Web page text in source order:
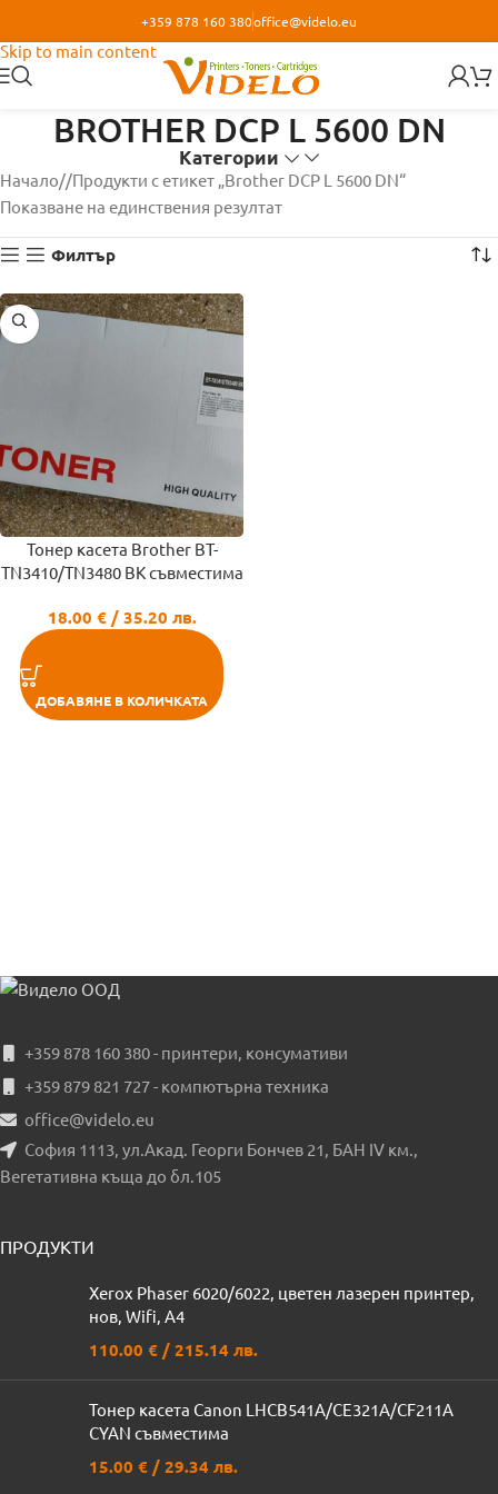
Skip to main content
+359 878 160 380office@videlo.eu
BROTHER DCP L 5600 DN
Категории
Начало/ Продукти с етикет „Brother DCP L 5600 DN“
Показване на единствения резултат
Филтър
Тонер касета Brother BT-
TN3410/TN3480 BK съвместима
18.00 €/ 35.20 лв.
ДОБАВЯНЕ В КОЛИЧКАТА
+359 878 160 380 - принтери, консумативи
+359 879 821 727 - компютърна техника
office@videlo.eu
София 1113, ул.Акад. Георги Бончев 21, БАН IV км.,
Вегетативна къща до бл.105
ПРОДУКТИ
Xerox Phaser 6020/6022, цветен лазерен принтер,
нов, Wifi, A4
110.00 € / 215.14 лв.
Тонер касета Canon LHCB541A/CE321A/CF211A
CYAN съвместима
15.00 € / 29.34 лв.